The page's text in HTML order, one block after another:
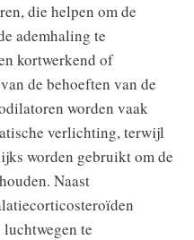
die helpen om de
ademhaling te
kortwerkend of
de behoeften van de
worden vaak
verlichting, terwijl
worden gebruikt om de
Naast
te